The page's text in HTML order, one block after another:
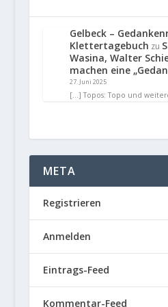
Gelbeck –
Klettertagebuch zu
Wasina, Walter
machen eine
27. Juni 2025
[…] Topos: Topo und
META
Registrieren
Anmelden
Eintrags-Feed
Kommentar-Feed